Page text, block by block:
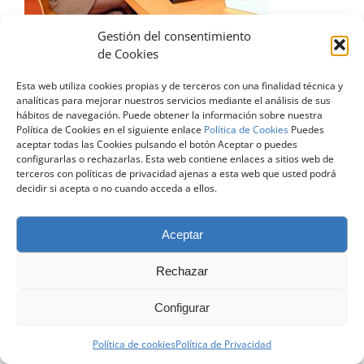
Gestión del consentimiento
de Cookies
Esta web utiliza cookies propias y de terceros con una finalidad técnica y
analíticas para mejorar nuestros servicios mediante el análisis de sus
hábitos de navegación. Puede obtener la información sobre nuestra
Política de Cookies en el siguiente enlace Política de Cookies Puedes
aceptar todas las Cookies pulsando el botón Aceptar o puedes
configurarlas o rechazarlas. Esta web contiene enlaces a sitios web de
terceros con políticas de privacidad ajenas a esta web que usted podrá
decidir si acepta o no cuando acceda a ellos.
Aceptar
Rechazar
Configurar
Política de cookiesPolítica de Privacidad
© Copyright 2024 | Todos los Derechos Reservados |Diseño
Web Zaragoza | contacto@atreveteconelingles.com |
Aviso Legal
|
Política de Privacidad | Política de Cookies
Facebook
X LinkedInInstagram